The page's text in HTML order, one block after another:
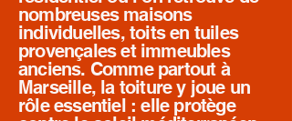
nombreuses maisons
individuelles, toits en tuiles
provençales et immeubles
anciens. Comme partout à
Marseille, la toiture y joue un
rôle essentiel : elle protège